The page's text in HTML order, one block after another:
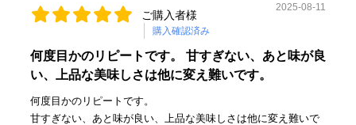
ご購入者様
購入確認済み
2025-08-11
何度目かのリピートです。 甘すぎない、あと味が良
い、上品な美味しさは他に変え難いです。
何度目かのリピートです。
甘すぎない、あと味が良い、上品な美味しさは他に変え難いで